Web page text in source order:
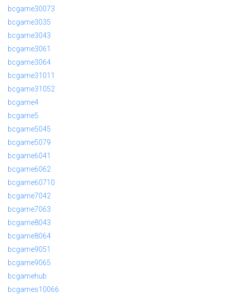
bcgame30073
bcgame3035
bcgame3043
bcgame3061
bcgame3064
bcgame31011
bcgame31052
bcgame4
bcgame5
bcgame5045
bcgame5079
bcgame6041
bcgame6062
bcgame60710
bcgame7042
bcgame7063
bcgame8043
bcgame8064
bcgame9051
bcgame9065
bcgamehub
bcgames10066